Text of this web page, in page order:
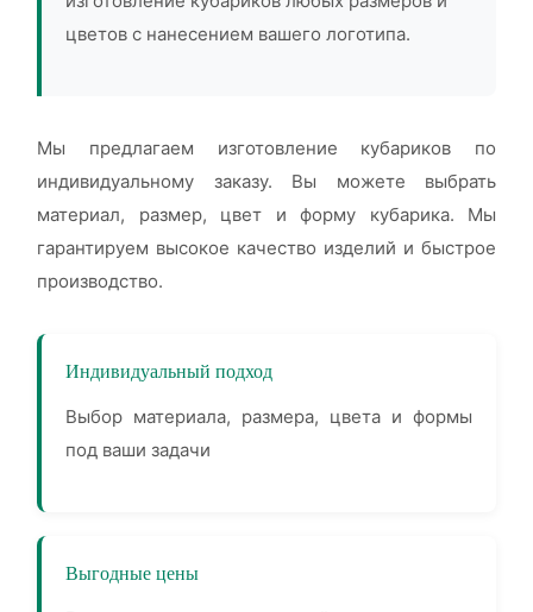
цветов с нанесением вашего логотипа.
Мы предлагаем изготовление кубариков по
индивидуальному заказу. Вы можете выбрать
материал, размер, цвет и форму кубарика. Мы
гарантируем высокое качество изделий и быстрое
производство.
Индивидуальный подход
Выбор материала, размера, цвета и формы
под ваши задачи
Выгодные цены